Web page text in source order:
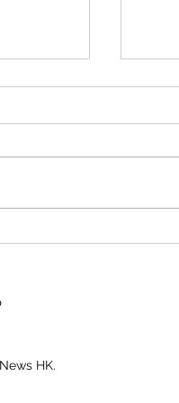
勢，關鍵
理了近
勇
##
比赛
HK.